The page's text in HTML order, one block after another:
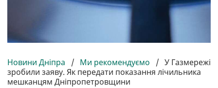
Новини Дніпра / Ми рекомендуємо / У Газмережі
зробили заяву. Як передати показання лічильника
мешканцям Дніпропетровщини